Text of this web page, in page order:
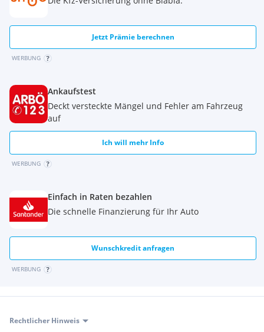
Jetzt Prämie berechnen
WERBUNG
Ankaufstest
Deckt versteckte Mängel und Fehler am Fahrzeug
auf
Ich will mehr Info
WERBUNG
Einfach in Raten bezahlen
Die schnelle Finanzierung für Ihr Auto
Wunschkredit anfragen
WERBUNG
Rechtlicher Hinweis